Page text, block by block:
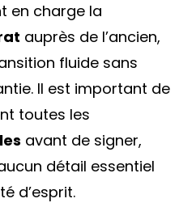
en charge la
auprès de l’ancien,
fluide sans
Il est important de
toutes les
avant de signer,
détail essentiel
d’esprit.